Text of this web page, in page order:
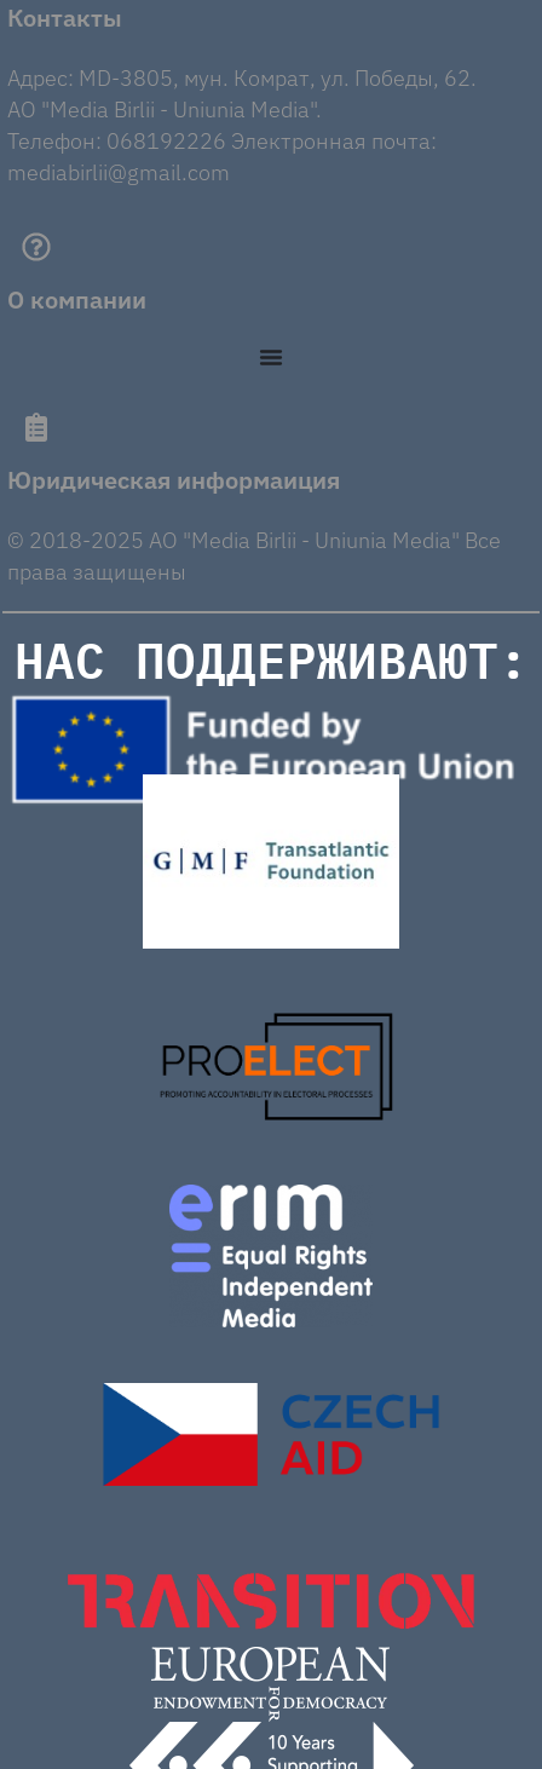
Контакты
Адрес: MD-3805, мун. Комрат, ул. Победы, 62.
AO "Media Birlii - Uniunia Media".
Телефон: 068192226 Электронная почта:
mediabirlii@gmail.com
О компании
Юридическая информаиция
© 2018-2025 AO "Media Birlii - Uniunia Media" Все
права защищены
НАС ПОДДЕРЖИВАЮТ: